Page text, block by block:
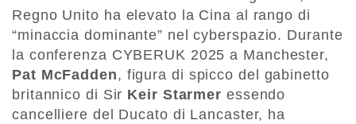
Regno Unito ha elevato la Cina al rango di
“minaccia dominante” nel cyberspazio. Durante
la conferenza CYBERUK 2025 a Manchester,
Pat McFadden, figura di spicco del gabinetto
britannico di Sir Keir Starmer essendo
cancelliere del Ducato di Lancaster, ha